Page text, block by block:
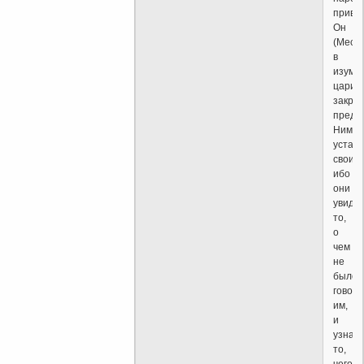
Он
в
цари
пред
Ним
уста
свои,
ибо
они
увидят
то,
о
чем
не
было
им,
и
то,